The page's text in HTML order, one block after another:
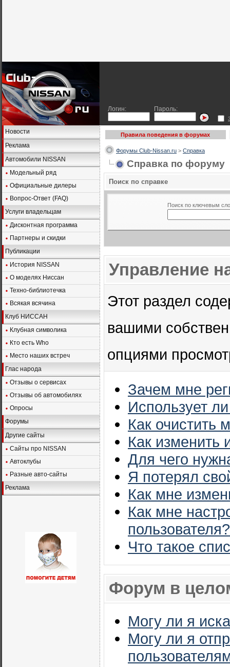
Логин: Пароль:
Новости
Реклама
Автомобили NISSAN
Модельный ряд
Официальные дилеры
Вопрос-Ответ (FAQ)
Услуги владельцам
Дисконтная программа
Партнеры и скидки
Публикации
История NISSAN
О моделях Ниссан
Техно-библиотечка
Всякая всячина
Клуб НИССАН
Клубная символика
Кто есть Who
Место наших встреч
Глас народа
Отзывы о сервисах
Отзывы об автомобилях
Опросы
Форумы
Другие сайты
Сайты про NISSAN
Автоклубы
Разные авто-сайты
Реклама
Правила поведения в форумах
Форумы Club-Nissan.ru > Справка
Справка по форуму
Поиск по справке
Поиск по ключевым
Управление
Этот раздел
вашими
опциями
Зачем мне
Использует
Как очистить
Как
Для чего
Я потерял
Как мне
Как мне
пользователя?
Что такое
Форум в
Могу ли я
Могу ли я